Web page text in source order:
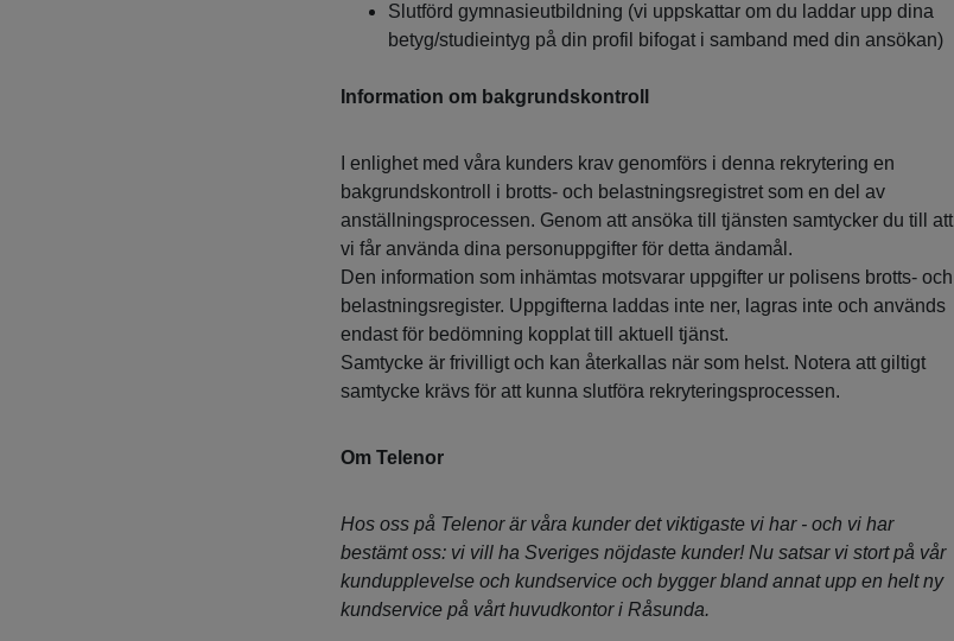
Slutförd gymnasieutbildning (vi uppskattar om du laddar upp dina
betyg/studieintyg på din profil bifogat i samband med din ansökan)
Information om bakgrundskontroll
I enlighet med våra kunders krav genomförs i denna rekrytering en
bakgrundskontroll i brotts- och belastningsregistret som en del av
anställningsprocessen. Genom att ansöka till tjänsten samtycker du till att
vi får använda dina personuppgifter för detta ändamål.
Den information som inhämtas motsvarar uppgifter ur polisens brotts- och
belastningsregister. Uppgifterna laddas inte ner, lagras inte och används
endast för bedömning kopplat till aktuell tjänst.
Samtycke är frivilligt och kan återkallas när som helst. Notera att giltigt
samtycke krävs för att kunna slutföra rekryteringsprocessen.
Om Telenor
Hos oss på Telenor är våra kunder det viktigaste vi har - och vi har
bestämt oss: vi vill ha Sveriges nöjdaste kunder! Nu satsar vi stort på vår
kundupplevelse och kundservice och bygger bland annat upp en helt ny
kundservice på vårt huvudkontor i Råsunda.